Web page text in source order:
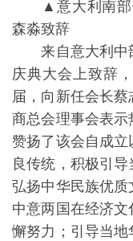
▲意⼤利南部侨
森淼致辞
来自意大利中
庆典大会上致辞
届，向新任会长
商总会理事会表
赞扬了该会自成
良传统，积极引
弘扬中华民族优
中意两国在经济
懈努力；引导当